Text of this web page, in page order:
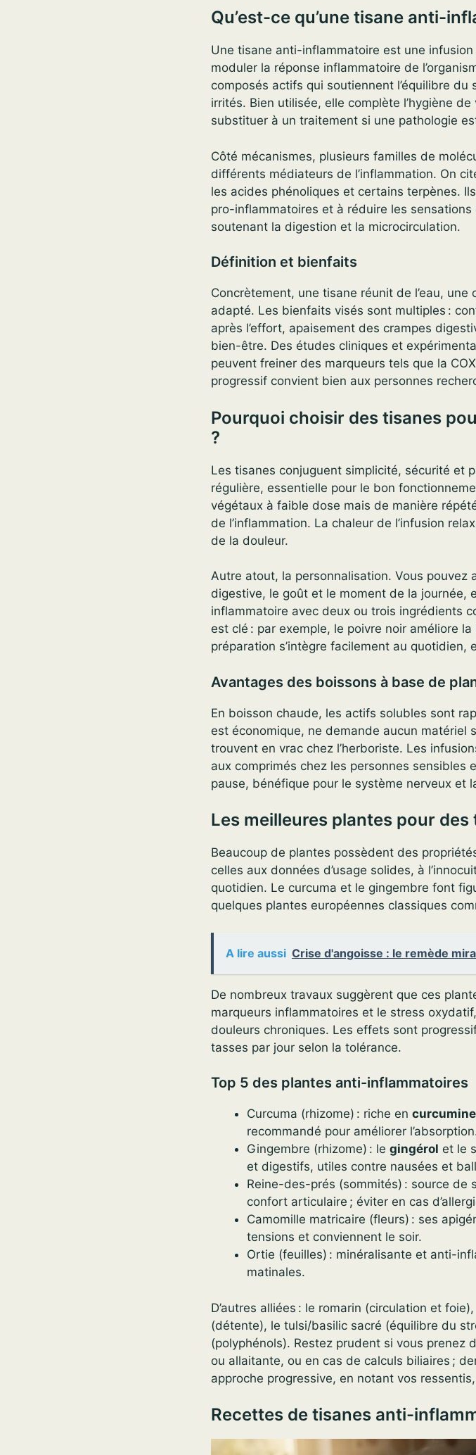
Qu’est-ce qu’une tisane anti-
Une tisane anti-inflammatoire est une
moduler la réponse inflammatoire de
composés actifs qui soutiennent l’équilibre
irrités. Bien utilisée, elle complète l’hygiène
substituer à un traitement si une pathologie
Côté mécanismes, plusieurs familles de
différents médiateurs de l’inflammation. On
les acides phénoliques et certains terpènes.
pro-inflammatoires et à réduire les
soutenant la digestion et la microcirculation.
Définition et bienfaits
Concrètement, une tisane réunit de l’eau,
adapté. Les bienfaits visés sont multiples :
après l’effort, apaisement des crampes
bien-être. Des études cliniques et
peuvent freiner des marqueurs tels que la
progressif convient bien aux personnes
Pourquoi choisir des tisanes
?
Les tisanes conjuguent simplicité, sécurité et
régulière, essentielle pour le bon
végétaux à faible dose mais de manière
de l’inflammation. La chaleur de l’infusion
de la douleur.
Autre atout, la personnalisation. Vous pouvez
digestive, le goût et le moment de la journée,
inflammatoire avec deux ou trois ingrédients
est clé : par exemple, le poivre noir améliore la
préparation s’intègre facilement au quotidien,
Avantages des boissons à base de
En boisson chaude, les actifs solubles sont
est économique, ne demande aucun matériel
trouvent en vrac chez l’herboriste. Les
aux comprimés chez les personnes sensibles
pause, bénéfique pour le système nerveux et
Les meilleures plantes pour
Beaucoup de plantes possèdent des
celles aux données d’usage solides, à
quotidien. Le curcuma et le gingembre font
quelques plantes européennes classiques
A lire aussi Crise d'angoisse : le remède
De nombreux travaux suggèrent que ces
marqueurs inflammatoires et le stress
douleurs chroniques. Les effets sont
tasses par jour selon la tolérance.
Top 5 des plantes anti-inflammatoires
Curcuma (rhizome) : riche en curcumine
recommandé pour améliorer
Gingembre (rhizome) : le gingérol et le
et digestifs, utiles contre nausées et
Reine-des-prés (sommités) : source de
confort articulaire ; éviter en cas
Camomille matricaire (fleurs) : ses
tensions et conviennent le soir.
Ortie (feuilles) : minéralisante et anti-
matinales.
D’autres alliées : le romarin (circulation et
(détente), le tulsi/basilic sacré (équilibre du
(polyphénols). Restez prudent si vous prenez
ou allaitante, ou en cas de calculs biliaires ;
approche progressive, en notant vos
Recettes de tisanes anti-